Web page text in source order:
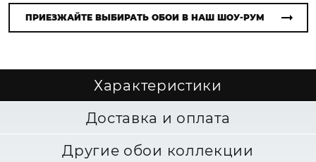
ПРИЕЗЖАЙТЕ ВЫБИРАТЬ ОБОИ В НАШ ШОУ-РУМ
Характеристики
Доставка и оплата
Другие обои коллекции